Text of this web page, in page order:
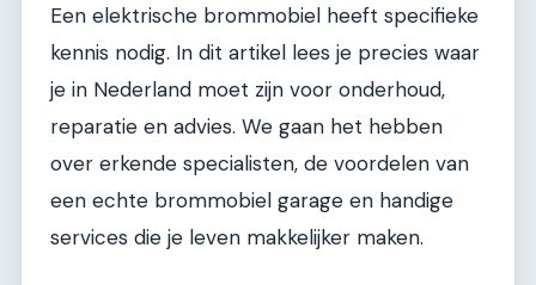
Een elektrische brommobiel heeft specifieke
kennis nodig. In dit artikel lees je precies waar
je in Nederland moet zijn voor onderhoud,
reparatie en advies. We gaan het hebben
over erkende specialisten, de voordelen van
een echte brommobiel garage en handige
services die je leven makkelijker maken.